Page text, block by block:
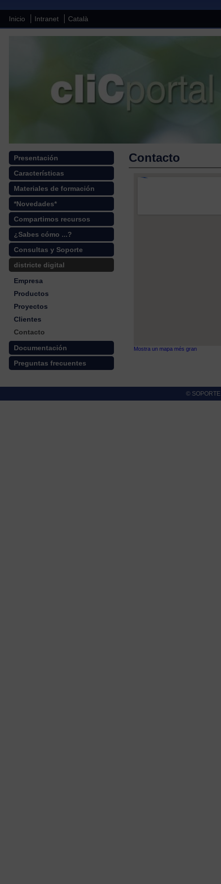
Inicio Intranet Català
Presentación
Características
Materiales de formación
*Novedades*
Compartimos recursos
¿Sabes cómo ...?
Consultas y Soporte
districte digital
Empresa
Productos
Proyectos
Clientes
Contacto
Documentación
Preguntas frecuentes
Contacto
Mostra un mapa més gran
©